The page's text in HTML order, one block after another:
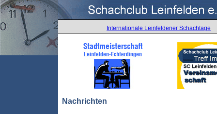
Internationale Leinfeldener Schachtage
Nachrichten